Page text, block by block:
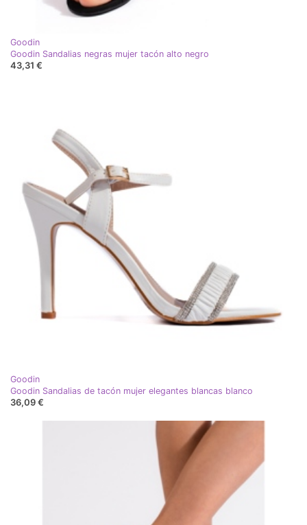
Goodin
Goodin Sandalias negras mujer tacón alto negro
43,31 €
Goodin
Goodin Sandalias de tacón mujer elegantes blancas blanco
36,09 €